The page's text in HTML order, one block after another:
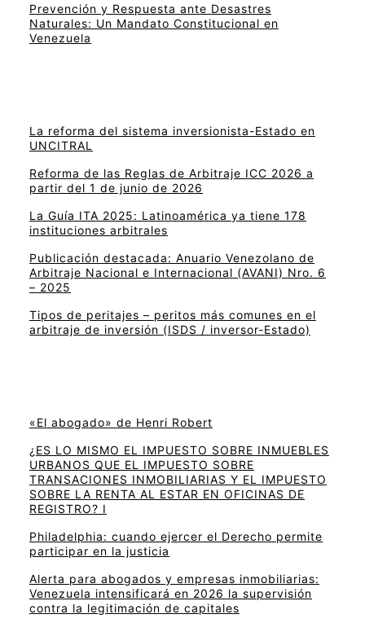
Prevención y Respuesta ante Desastres
Naturales: Un Mandato Constitucional en
Venezuela
La reforma del sistema inversionista-Estado en
UNCITRAL
Reforma de las Reglas de Arbitraje ICC 2026 a
partir del 1 de junio de 2026
La Guía ITA 2025: Latinoamérica ya tiene 178
instituciones arbitrales
Publicación destacada: Anuario Venezolano de
Arbitraje Nacional e Internacional (AVANI) Nro. 6
– 2025
Tipos de peritajes – peritos más comunes en el
arbitraje de inversión (ISDS / inversor-Estado)
«El abogado» de Henri Robert
¿ES LO MISMO EL IMPUESTO SOBRE INMUEBLES
URBANOS QUE EL IMPUESTO SOBRE
TRANSACIONES INMOBILIARIAS Y EL IMPUESTO
SOBRE LA RENTA AL ESTAR EN OFICINAS DE
REGISTRO? I
Philadelphia: cuando ejercer el Derecho permite
participar en la justicia
Alerta para abogados y empresas inmobiliarias:
Venezuela intensificará en 2026 la supervisión
contra la legitimación de capitales